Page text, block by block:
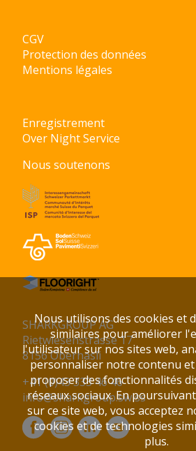
CGV
Protection des données
Mentions légales
Enregistrement
Over Night Service
Nous soutenons
SHARKGROUP AG
Rietwiesenstrasse 17
8156 Oberhasli
+41 (0)43 333 46 46
info@sharkgroup.swiss
Nous utilisons des cookies et
similaires pour améliorer
l'utilisateur sur nos sites web,
personnaliser notre contenu
proposer des fonctionnalités
réseaux sociaux. En
sur ce site web, vous acceptez
cookies et de technologies
plus.